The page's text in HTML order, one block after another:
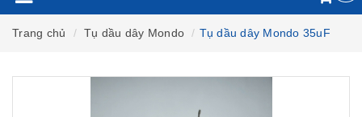
Trang chủ Tụ dầu dây Mondo Tụ dầu dây Mondo 35uF